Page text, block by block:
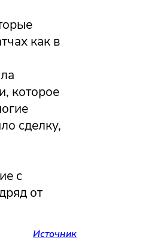
как в
которое
сделку,
с
от
Источник